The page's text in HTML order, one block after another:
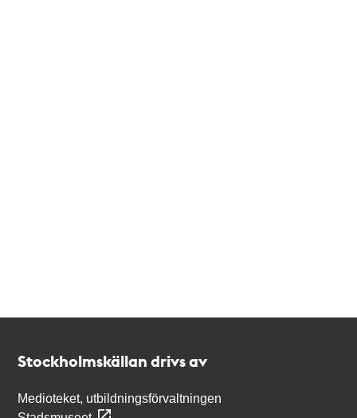
Stockholmskällan drivs av
Medioteket, utbildningsförvaltningen